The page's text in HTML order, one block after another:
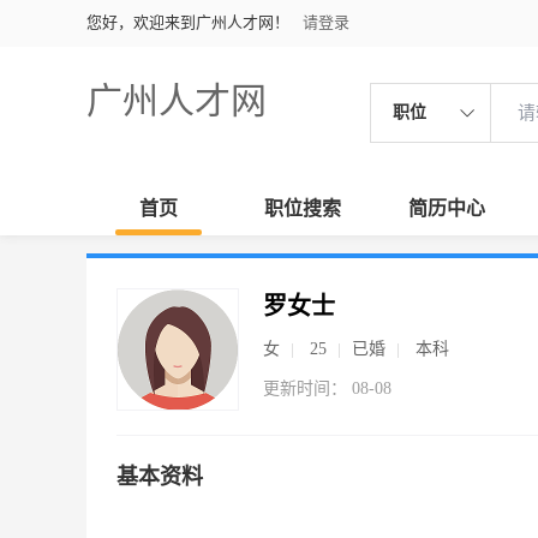
您好，欢迎来到广州人才网！ 请登录
广州人才网 职位
首页 职位搜索 简历中心
罗女士
女 25 已婚 本科
更新时间： 08-08
基本资料